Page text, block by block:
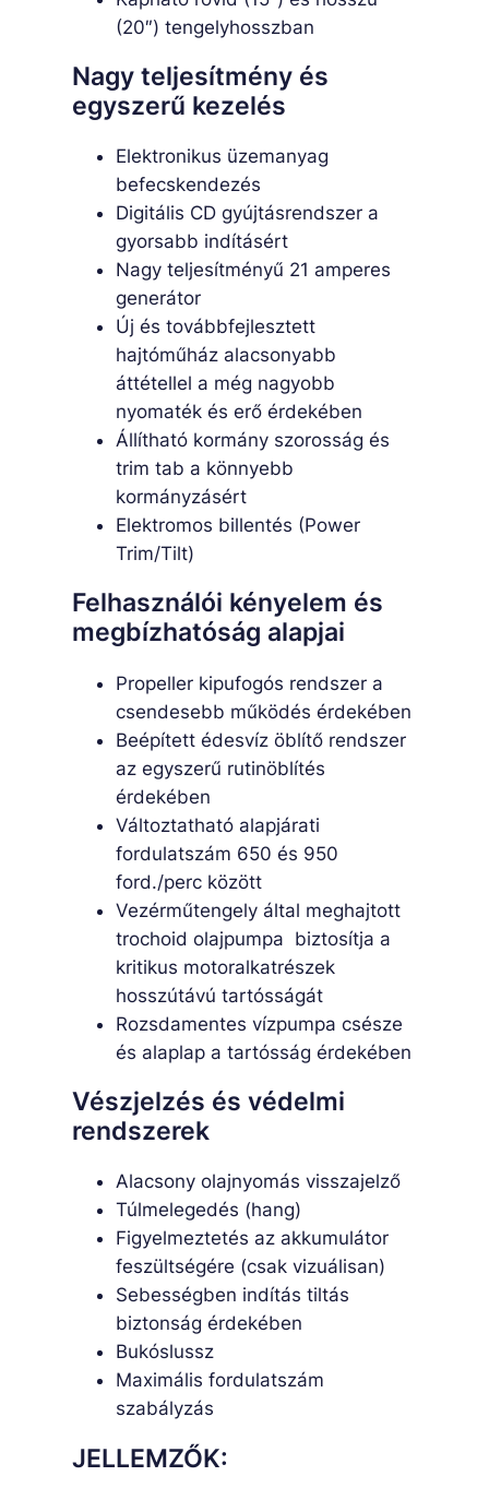
(20″) tengelyhosszban
Nagy teljesítmény és
egyszerű kezelés
Elektronikus üzemanyag
befecskendezés
Digitális CD gyújtásrendszer a
gyorsabb indításért
Nagy teljesítményű 21 amperes
generátor
Új és továbbfejlesztett
hajtóműház alacsonyabb
áttétellel a még nagyobb
nyomaték és erő érdekében
Állítható kormány szorosság és
trim tab a könnyebb
kormányzásért
Elektromos billentés (Power
Trim/Tilt)
Felhasználói kényelem és
megbízhatóság alapjai
Propeller kipufogós rendszer a
csendesebb működés érdekében
Beépített édesvíz öblítő rendszer
az egyszerű rutinöblítés
érdekében
Változtatható alapjárati
fordulatszám 650 és 950
ford./perc között
Vezérműtengely által meghajtott
trochoid olajpumpa biztosítja a
kritikus motoralkatrészek
hosszútávú tartósságát
Rozsdamentes vízpumpa csésze
és alaplap a tartósság érdekében
Vészjelzés és védelmi
rendszerek
Alacsony olajnyomás visszajelző
Túlmelegedés (hang)
Figyelmeztetés az akkumulátor
feszültségére (csak vizuálisan)
Sebességben indítás tiltás
biztonság érdekében
Bukóslussz
Maximális fordulatszám
szabályzás
JELLEMZŐK: